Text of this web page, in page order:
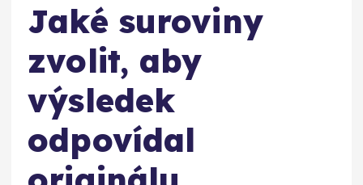
Jaké suroviny
zvolit, aby
výsledek
odpovídal